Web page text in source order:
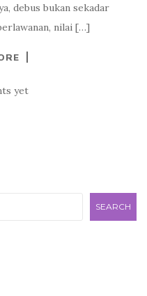
debus bukan sekadar
nilai […]
yet
SEARCH